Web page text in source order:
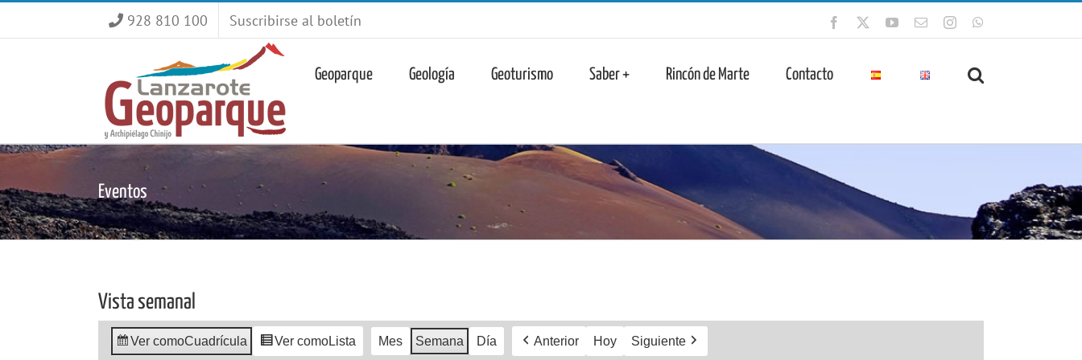
928 810 100 Suscribirse al boletín Facebook YouTube
CorreoInstagram
Geoparque Geología Geoturismo Saber + Rincón de Marte Contacto
Eventos
Vista semanal
Ver comoCuadrícula Ver comoLista Mes Semana Día Anterior Hoy Siguiente